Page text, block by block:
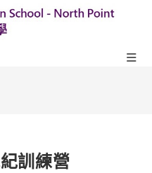
訓練營